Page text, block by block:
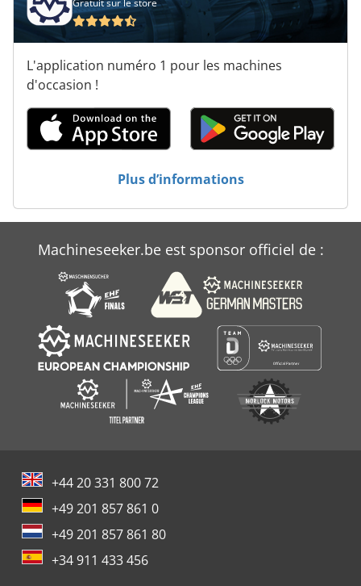
Ébavureuse De Bord
Électro-Hydrauliques
Équilibrage De La Balance
Équilibre De Poids
Équilibreur De Printemps
L'application numéro 1 pour les machines
d'occasion !
Plus d’informations
Machineseeker.be est sponsor officiel de :
+44 20 331 800 72
+49 201 857 861 0
+49 201 857 861 80
+34 911 433 456